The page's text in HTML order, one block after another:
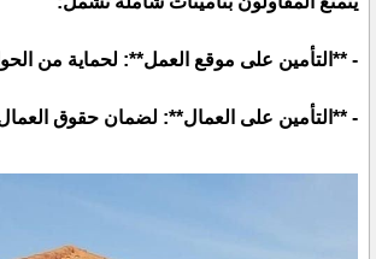
- **التأمين على موقع العمل**: لحماية من
- **التأمين على العمال**: لضمان حقوق